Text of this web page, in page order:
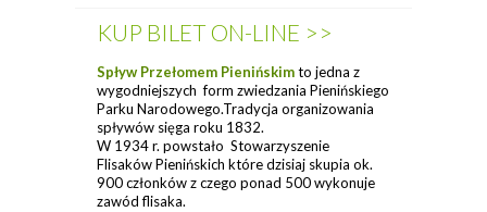
KUP BILET ON-LINE >>
Spływ Przełomem Pienińskim to jedna z
wygodniejszych form zwiedzania Pienińskiego
Parku Narodowego.Tradycja organizowania
spływów sięga roku 1832.
W 1934 r. powstało Stowarzyszenie
Flisaków Pienińskich które dzisiaj skupia ok.
900 członków z czego ponad 500 wykonuje
zawód flisaka.